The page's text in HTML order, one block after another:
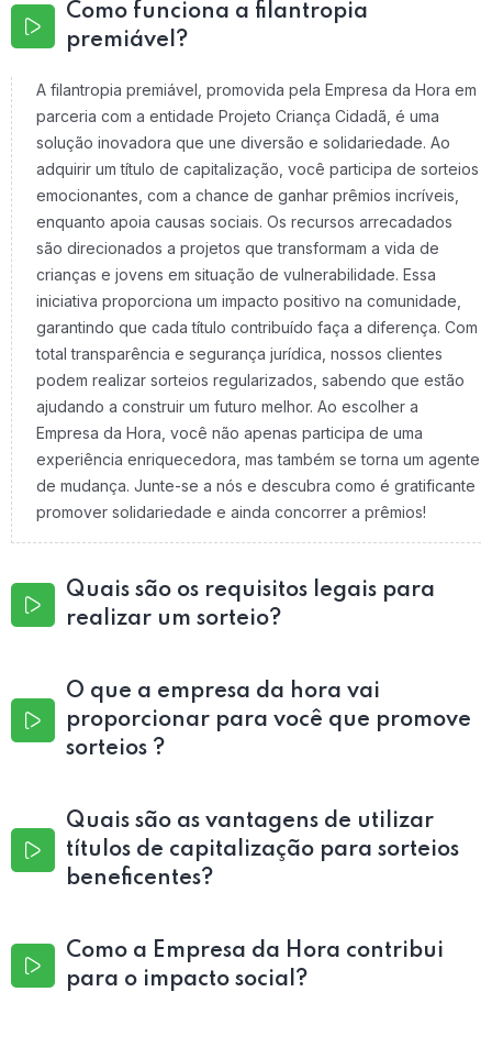
Como funciona a filantropia
premiável?
A filantropia premiável, promovida pela Empresa da Hora em
parceria com a entidade Projeto Criança Cidadã, é uma
solução inovadora que une diversão e solidariedade. Ao
adquirir um título de capitalização, você participa de sorteios
emocionantes, com a chance de ganhar prêmios incríveis,
enquanto apoia causas sociais. Os recursos arrecadados
são direcionados a projetos que transformam a vida de
crianças e jovens em situação de vulnerabilidade. Essa
iniciativa proporciona um impacto positivo na comunidade,
garantindo que cada título contribuído faça a diferença. Com
total transparência e segurança jurídica, nossos clientes
podem realizar sorteios regularizados, sabendo que estão
ajudando a construir um futuro melhor. Ao escolher a
Empresa da Hora, você não apenas participa de uma
experiência enriquecedora, mas também se torna um agente
de mudança. Junte-se a nós e descubra como é gratificante
promover solidariedade e ainda concorrer a prêmios!
Quais são os requisitos legais para
realizar um sorteio?
O que a empresa da hora vai
proporcionar para você que promove
sorteios ?
Quais são as vantagens de utilizar
títulos de capitalização para sorteios
beneficentes?
Como a Empresa da Hora contribui
para o impacto social?